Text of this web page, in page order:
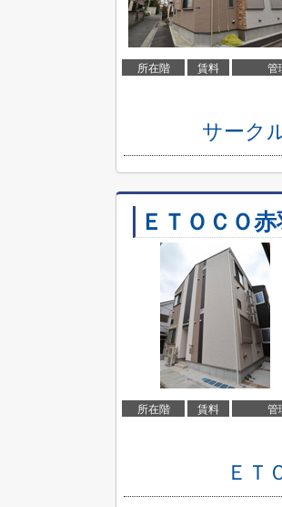
所在階 賃料 管
サーク
ＥＴＯＣＯ
所在階 賃料 管
ＥＴ